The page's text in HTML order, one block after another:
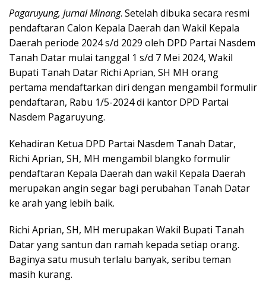
Pagaruyung, Jurnal Minang. Setelah dibuka secara resmi
pendaftaran Calon Kepala Daerah dan Wakil Kepala
Daerah periode 2024 s/d 2029 oleh DPD Partai Nasdem
Tanah Datar mulai tanggal 1 s/d 7 Mei 2024, Wakil
Bupati Tanah Datar Richi Aprian, SH MH orang
pertama mendaftarkan diri dengan mengambil formulir
pendaftaran, Rabu 1/5-2024 di kantor DPD Partai
Nasdem Pagaruyung.
Kehadiran Ketua DPD Partai Nasdem Tanah Datar,
Richi Aprian, SH, MH mengambil blangko formulir
pendaftaran Kepala Daerah dan wakil Kepala Daerah
merupakan angin segar bagi perubahan Tanah Datar
ke arah yang lebih baik.
Richi Aprian, SH, MH merupakan Wakil Bupati Tanah
Datar yang santun dan ramah kepada setiap orang.
Baginya satu musuh terlalu banyak, seribu teman
masih kurang.